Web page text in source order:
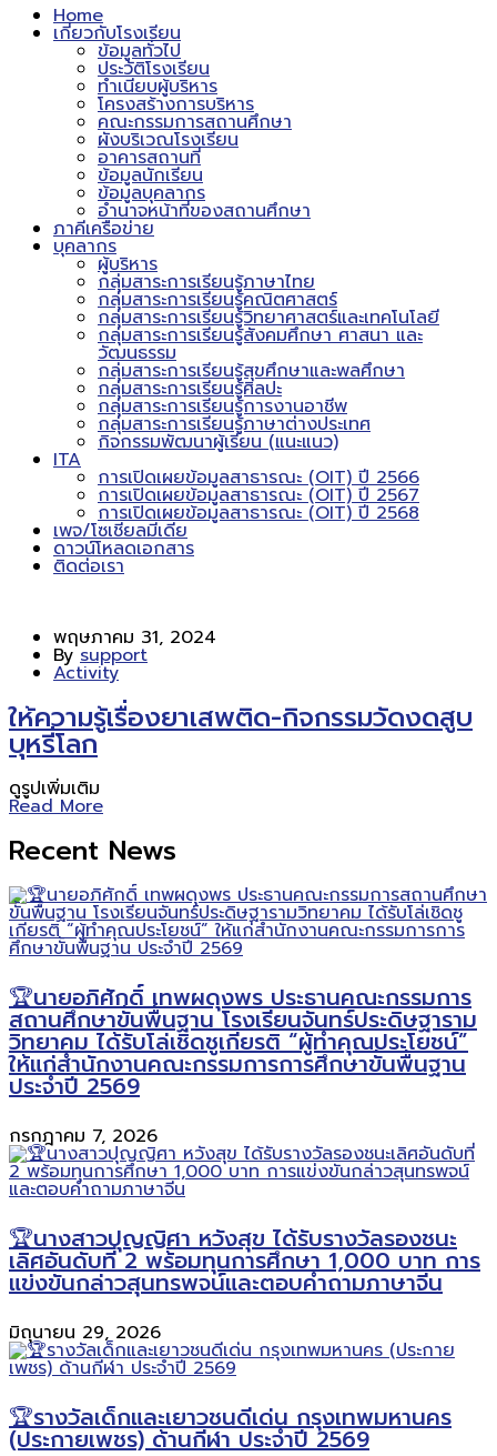
Home
เกี่ยวกับโรงเรียน
ข้อมูลทั่วไป
ประวัติโรงเรียน
ทำเนียบผู้บริหาร
โครงสร้างการบริหาร
คณะกรรมการสถานศึกษา
ผังบริเวณโรงเรียน
อาคารสถานที่
ข้อมูลนักเรียน
ข้อมูลบุคลากร
อำนาจหน้าที่ของสถานศึกษา
ภาคีเครือข่าย
บุคลากร
ผู้บริหาร
กลุ่มสาระการเรียนรู้ภาษาไทย
กลุ่มสาระการเรียนรู้คณิตศาสตร์
กลุ่มสาระการเรียนรู้วิทยาศาสตร์และเทคโนโลยี
กลุ่มสาระการเรียนรู้สังคมศึกษา ศาสนา และ
วัฒนธรรม
กลุ่มสาระการเรียนรู้สุขศึกษาและพลศึกษา
กลุ่มสาระการเรียนรู้ศิลปะ
กลุ่มสาระการเรียนรู้การงานอาชีพ
กลุ่มสาระการเรียนรู้ภาษาต่างประเทศ
กิจกรรมพัฒนาผู้เรียน (แนะแนว)
ITA
การเปิดเผยข้อมูลสาธารณะ (OIT) ปี 2566
การเปิดเผยข้อมูลสาธารณะ (OIT) ปี 2567
การเปิดเผยข้อมูลสาธารณะ (OIT) ปี 2568
เพจ/โซเชียลมีเดีย
ดาวน์โหลดเอกสาร
ติดต่อเรา
พฤษภาคม 31, 2024
Bysupport
Activity
ให้ความรู้เรื่องยาเสพติด-กิจกรรมวัดงดสูบ
บุหรี่โลก
ดูรูปเพิ่มเติม
Read More
Recent News
🏆นายอภิศักดิ์ เทพผดุงพร ประธานคณะกรรมการ
สถานศึกษาขั้นพื้นฐาน โรงเรียนจันทร์ประดิษฐาราม
วิทยาคม ได้รับโล่เชิดชูเกียรติ “ผู้ทำคุณประโยชน์”
ให้แก่สำนักงานคณะกรรมการการศึกษาขั้นพื้นฐาน
ประจำปี 2569
กรกฎาคม 7, 2026
🏆นางสาวปุญญิศา หวังสุข ได้รับรางวัลรองชนะ
เลิศอันดับที่ 2 พร้อมทุนการศึกษา 1,000 บาท การ
แข่งขันกล่าวสุนทรพจน์และตอบคำถามภาษาจีน
มิถุนายน 29, 2026
🏆รางวัลเด็กและเยาวชนดีเด่น กรุงเทพมหานคร
(ประกายเพชร) ด้านกีฬา ประจำปี 2569